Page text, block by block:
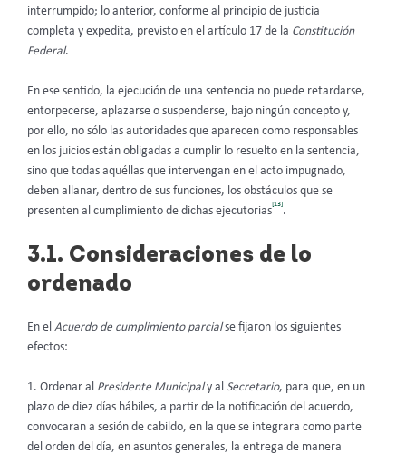
interrumpido; lo anterior, conforme al principio de justicia
completa y expedita, previsto en el artículo 17 de la Constitución
Federal.
En ese sentido, la ejecución de una sentencia no puede retardarse,
entorpecerse, aplazarse o suspenderse, bajo ningún concepto y,
por ello, no sólo las autoridades que aparecen como responsables
en los juicios están obligadas a cumplir lo resuelto en la sentencia,
sino que todas aquéllas que intervengan en el acto impugnado,
deben allanar, dentro de sus funciones, los obstáculos que se
presenten al cumplimiento de dichas ejecutorias
[13]
.
3.1. Consideraciones de lo
ordenado
En el Acuerdo de cumplimiento parcialse fijaron los siguientes
efectos:
1. Ordenar al Presidente Municipaly al Secretario, para que, en un
plazo de diez días hábiles, a partir de la notificación del acuerdo,
convocaran a sesión de cabildo, en la que se integrara como parte
del orden del día, en asuntos generales, la entrega de manera